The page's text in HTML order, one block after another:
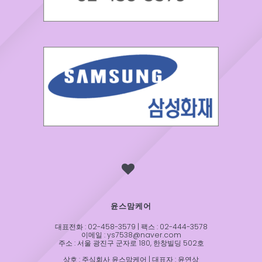
윤스맘케어
대표전화 : 02-458-3579 | 팩스 : 02-444-3578
이메일 : ys7538@naver.com
주소 : 서울 광진구 군자로 180, 한창빌딩 502호
상호 : 주식회사 윤스맘케어 | 대표자 : 윤연상